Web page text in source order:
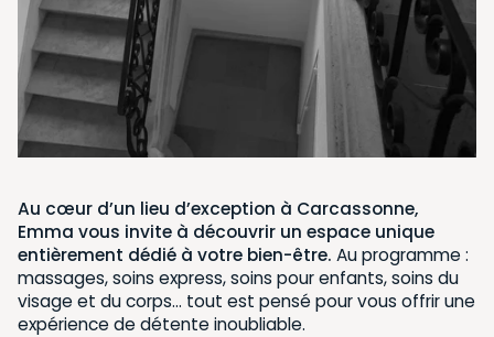
Au cœur d’un lieu d’exception à Carcassonne,
Emma vous invite à découvrir un espace unique
entièrement dédié à votre bien-être. Au programme :
massages, soins express, soins pour enfants, soins du
visage et du corps… tout est pensé pour vous offrir une
expérience de détente inoubliable.